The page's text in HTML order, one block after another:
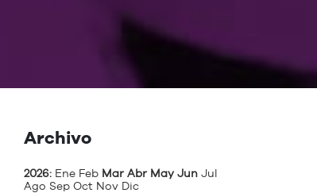
Archivo
2026: Ene Feb Mar Abr May Jun Jul
Ago Sep Oct Nov Dic